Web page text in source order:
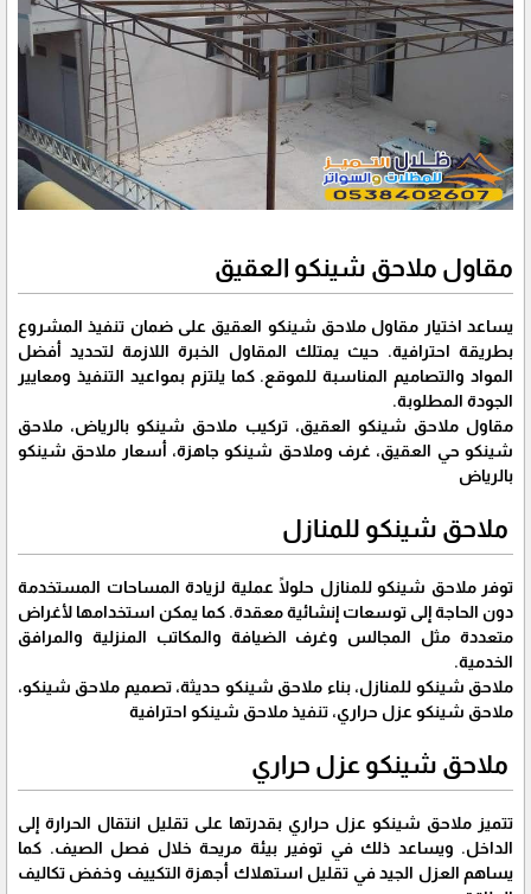
مقاول ملاحق شينكو العقيق
يساعد اختيار مقاول ملاحق شينكو العقيق على ضمان تنفيذ المشروع
بطريقة احترافية. حيث يمتلك المقاول الخبرة اللازمة لتحديد أفضل
المواد والتصاميم المناسبة للموقع. كما يلتزم بمواعيد التنفيذ ومعايير
الجودة المطلوبة.
مقاول ملاحق شينكو العقيق، تركيب ملاحق شينكو بالرياض، ملاحق
شينكو حي العقيق، غرف وملاحق شينكو جاهزة، أسعار ملاحق شينكو
بالرياض
ملاحق شينكو للمنازل
توفر ملاحق شينكو للمنازل حلولًا عملية لزيادة المساحات المستخدمة
دون الحاجة إلى توسعات إنشائية معقدة. كما يمكن استخدامها لأغراض
متعددة مثل المجالس وغرف الضيافة والمكاتب المنزلية والمرافق
الخدمية.
ملاحق شينكو للمنازل، بناء ملاحق شينكو حديثة، تصميم ملاحق شينكو،
ملاحق شينكو عزل حراري، تنفيذ ملاحق شينكو احترافية
ملاحق شينكو عزل حراري
تتميز ملاحق شينكو عزل حراري بقدرتها على تقليل انتقال الحرارة إلى
الداخل. ويساعد ذلك في توفير بيئة مريحة خلال فصل الصيف. كما
يساهم العزل الجيد في تقليل استهلاك أجهزة التكييف وخفض تكاليف